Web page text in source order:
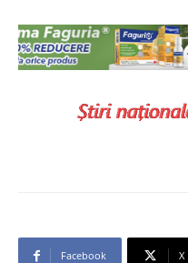
Facebook X